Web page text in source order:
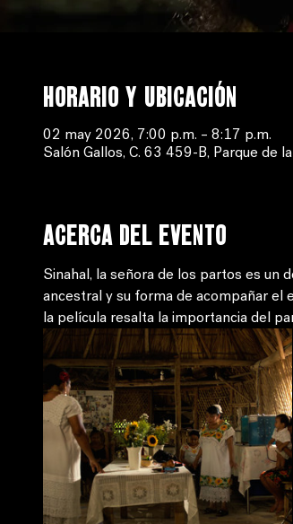
Horario y ubicación
02 may 2026, 7:00 p.m. – 8:17 p.m.
Salón Gallos, C. 63 459-B, Parque de
Acerca del evento
Sinahal, la señora de los partos es un
ancestral y su forma de acompañar el
la película resalta la importancia del